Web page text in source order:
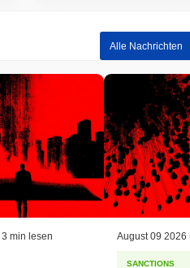
Alle Nachrichten
3 min lesen August 09 2026
SANCTIONS